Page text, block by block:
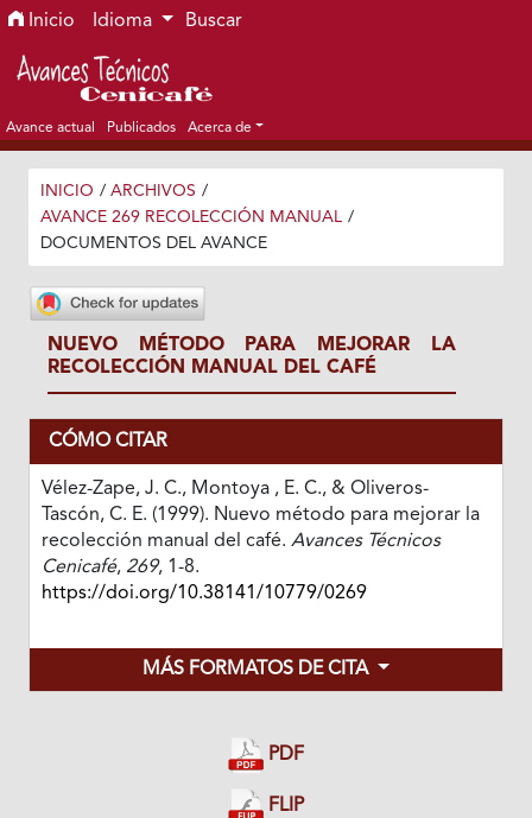
Ir al menú de navegación principal
Ir al contenido principal
Ir al pie de página del sitio
Inicio Idioma Buscar
Avance actual Publicados Acerca de
INICIO / ARCHIVOS /
AVANCE 269 RECOLECCIÓN MANUAL
/
DOCUMENTOS DEL AVANCE
NUEVO MÉTODO PARA MEJORAR LA
RECOLECCIÓN MANUAL DEL CAFÉ
CÓMO CITAR
Vélez-Zape, J. C., Montoya , E. C., & Oliveros-
Tascón, C. E. (1999). Nuevo método para mejorar la
recolección manual del café. Avances Técnicos
Cenicafé, 269, 1-8.
https://doi.org/10.38141/10779/0269
MÁS FORMATOS DE CITA
PDF
FLIP